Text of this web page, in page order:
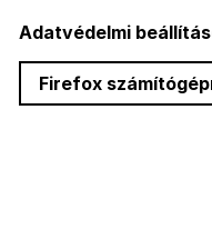
Adatvédelmi
Firefox